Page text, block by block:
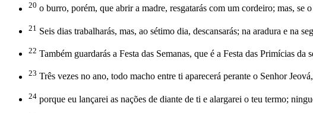
20 o burro, porém, que abrir a madre, resgatarás com um cordeiro; mas, se
21 Seis dias trabalharás, mas, ao sétimo dia, descansarás; na aradura e na
22 Também guardarás a Festa das Semanas, que é a Festa das Primícias
23 Três vezes no ano, todo macho entre ti aparecerá perante o Senhor
24 porque eu lançarei as nações de diante de ti e alargarei o teu termo;